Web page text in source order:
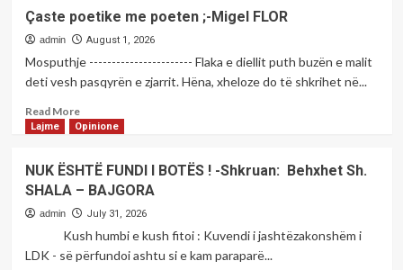
poetike
me
poetin:-
KAMBERI
Çaste poetike me poeten ;-Migel FLOR
admin August 1, 2026
Mosputhje ----------------------- Flaka e diellit puth buzën e malit
deti vesh pasqyrën e zjarrit. Hëna, xheloze do të shkrihet në...
Read MoreRead
more
Çaste
poetike
me
poeten
;-
FLOR
Lajme Opinione
NUK ËSHTË FUNDI I BOTËS ! -Shkruan: Behxhet Sh.
SHALA – BAJGORA
admin July 31, 2026
Kush humbi e kush fitoi : Kuvendi i jashtëzakonshëm i
LDK - së përfundoi ashtu si e kam paraparë...